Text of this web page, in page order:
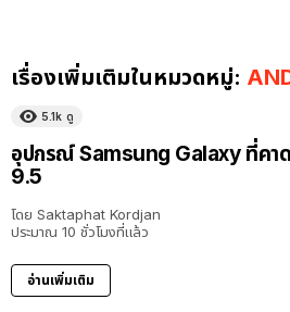
เรื่องเพิ่มเติมในหมวดหมู่:
5.1k ดู
อุปกรณ์ Samsung Galaxy ที่คาด
9.5
โดย Saktaphat Kordjan
ประมาณ 10 ชั่วโมงที่แล้ว
อ่านเพิ่มเติม